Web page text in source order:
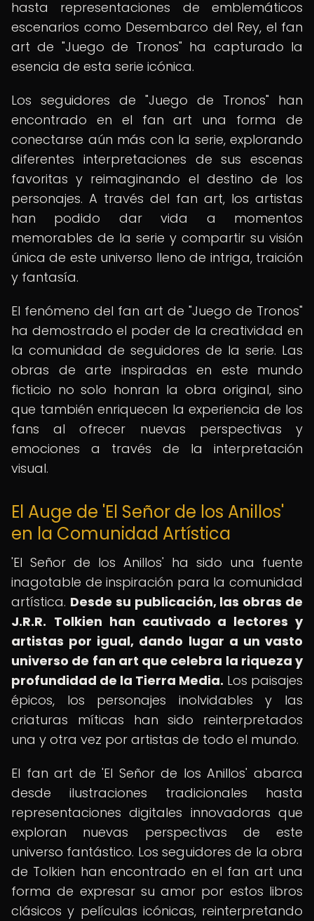
hasta representaciones de emblemáticos
escenarios como Desembarco del Rey, el fan
art de "Juego de Tronos" ha capturado la
esencia de esta serie icónica.
Los seguidores de "Juego de Tronos" han
encontrado en el fan art una forma de
conectarse aún más con la serie, explorando
diferentes interpretaciones de sus escenas
favoritas y reimaginando el destino de los
personajes. A través del fan art, los artistas
han podido dar vida a momentos
memorables de la serie y compartir su visión
única de este universo lleno de intriga, traición
y fantasía.
El fenómeno del fan art de "Juego de Tronos"
ha demostrado el poder de la creatividad en
la comunidad de seguidores de la serie. Las
obras de arte inspiradas en este mundo
ficticio no solo honran la obra original, sino
que también enriquecen la experiencia de los
fans al ofrecer nuevas perspectivas y
emociones a través de la interpretación
visual.
El Auge de 'El Señor de los Anillos'
en la Comunidad Artística
'El Señor de los Anillos' ha sido una fuente
inagotable de inspiración para la comunidad
artística. Desde su publicación, las obras de
J.R.R. Tolkien han cautivado a lectores y
artistas por igual, dando lugar a un vasto
universo de fan art que celebra la riqueza y
profundidad de la Tierra Media. Los paisajes
épicos, los personajes inolvidables y las
criaturas míticas han sido reinterpretados
una y otra vez por artistas de todo el mundo.
El fan art de 'El Señor de los Anillos' abarca
desde ilustraciones tradicionales hasta
representaciones digitales innovadoras que
exploran nuevas perspectivas de este
universo fantástico. Los seguidores de la obra
de Tolkien han encontrado en el fan art una
forma de expresar su amor por estos libros
clásicos y películas icónicas, reinterpretando